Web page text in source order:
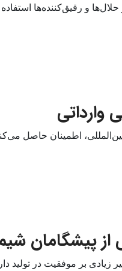
و رقیق‌کننده‌ها
وارداتی
بین‌المللی، اطمینان حاصل
از پیشگامان
زیادی بر موفقیت در تولید